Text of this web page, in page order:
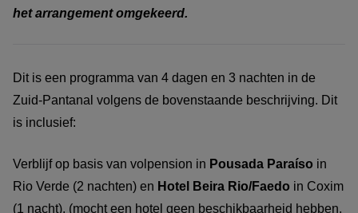
het arrangement omgekeerd.
Dit is een programma van 4 dagen en 3 nachten in de
Zuid-Pantanal volgens de bovenstaande beschrijving. Dit
is inclusief:
Verblijf op basis van volpension in Pousada Paraíso in
Rio Verde (2 nachten) en Hotel Beira Rio/Faedo in Coxim
(1 nacht). (mocht een hotel geen beschikbaarheid hebben,